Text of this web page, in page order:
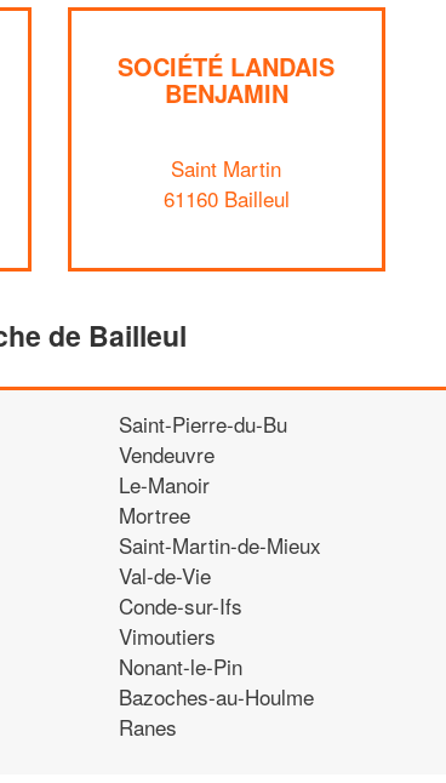
SOCIÉTÉ LANDAIS
BENJAMIN
Saint Martin
61160 Bailleul
de Bailleul
Saint-Pierre-du-Bu
Vendeuvre
Le-Manoir
Mortree
Saint-Martin-de-Mieux
Val-de-Vie
Conde-sur-Ifs
Vimoutiers
Nonant-le-Pin
Bazoches-au-Houlme
Ranes